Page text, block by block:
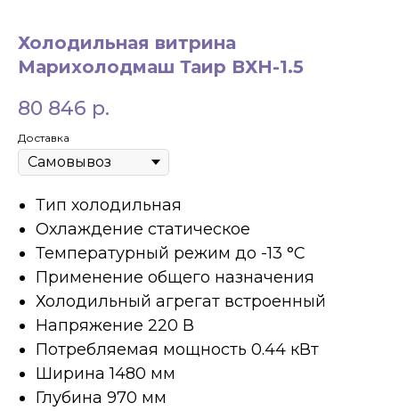
+7 994 854-51-
98
Холодильная витрина
Марихолодмаш Таир ВХН-1.5
80 846 р.
Доставка
Тип холодильная
Охлаждение статическое
Температурный режим до -13 °C
Применение общего назначения
Холодильный агрегат встроенный
Напряжение 220 В
Потребляемая мощность 0.44 кВт
Ширина 1480 мм
Глубина 970 мм